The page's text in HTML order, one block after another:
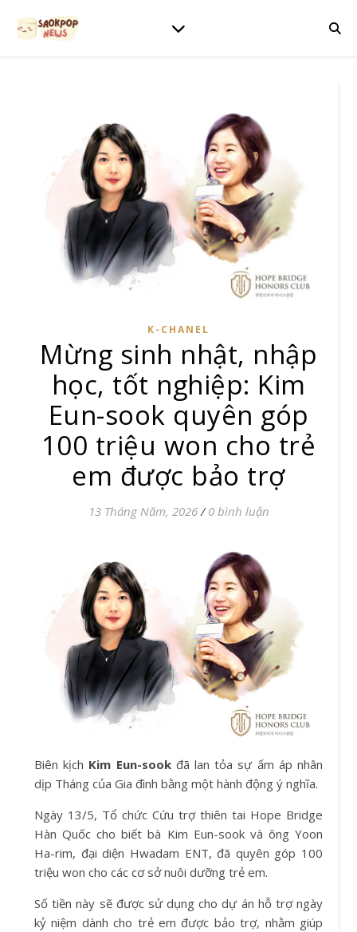
K-CHANEL
Mừng sinh nhật, nhập
học, tốt nghiệp: Kim
Eun-sook quyên góp
100 triệu won cho trẻ
em được bảo trợ
13 Tháng Năm, 2026 / 0 bình luận
Biên kịch Kim Eun-sookđã lan tỏa sự ấm áp nhân
dịp Tháng của Gia đình bằng một hành động ý nghĩa.
Ngày 13/5, Tổ chức Cứu trợ thiên tai Hope Bridge
Hàn Quốc cho biết bà Kim Eun-sook và ông Yoon
Ha-rim, đại diện Hwadam ENT, đã quyên góp 100
triệu won cho các cơ sở nuôi dưỡng trẻ em.
Số tiền này sẽ được sử dụng cho dự án hỗ trợ ngày
kỷ niệm dành cho trẻ em được bảo trợ, nhằm giúp